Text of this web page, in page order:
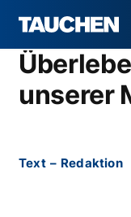
unserer
Text – Redaktion